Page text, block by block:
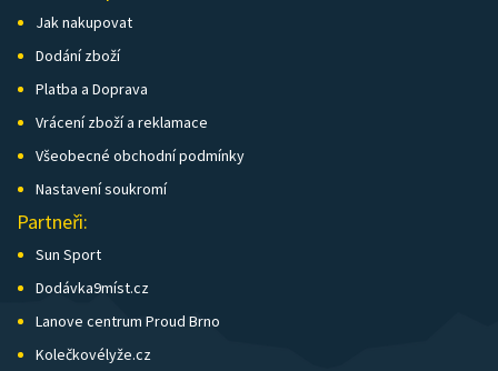
Jak nakupovat
Dodání zboží
Platba a Doprava
Vrácení zboží a reklamace
Všeobecné obchodní podmínky
Nastavení soukromí
Partneři:
Sun Sport
Dodávka9míst.cz
Lanove centrum Proud Brno
Kolečkovélyže.cz